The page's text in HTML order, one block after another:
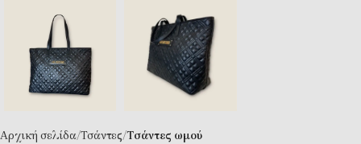
Αρχική σελίδα Τσάντες Tσάντες ωμού